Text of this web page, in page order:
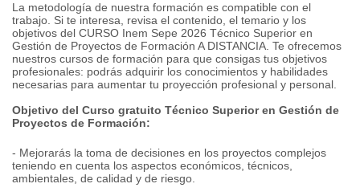
La metodología de nuestra formación es compatible con el
trabajo. Si te interesa, revisa el contenido, el temario y los
objetivos del CURSO Inem Sepe 2026 Técnico Superior en
Gestión de Proyectos de Formación A DISTANCIA. Te ofrecemos
nuestros cursos de formación para que consigas tus objetivos
profesionales: podrás adquirir los conocimientos y habilidades
necesarias para aumentar tu proyección profesional y personal.
Objetivo del Curso gratuito Técnico Superior en Gestión de
Proyectos de Formación:
- Mejorarás la toma de decisiones en los proyectos complejos
teniendo en cuenta los aspectos económicos, técnicos,
ambientales, de calidad y de riesgo.